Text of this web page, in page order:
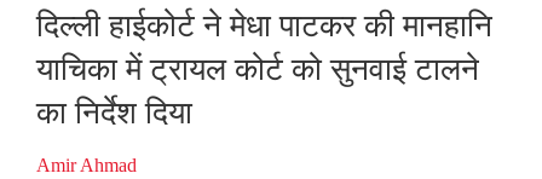
दिल्ली हाईकोर्ट ने मेधा पाटकर की मानहानि
याचिका में ट्रायल कोर्ट को सुनवाई टालने
का निर्देश दिया
Amir Ahmad